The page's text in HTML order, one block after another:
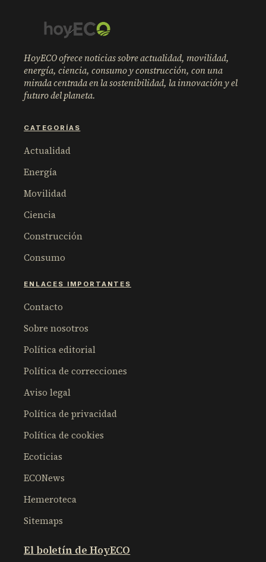
HoyECO ofrece noticias sobre actualidad, movilidad,
energía, ciencia, consumo y construcción, con una
mirada centrada en la sostenibilidad, la innovación y el
futuro del planeta.
CATEGORÍAS
Actualidad
Energía
Movilidad
Ciencia
Construcción
Consumo
ENLACES IMPORTANTES
Contacto
Sobre nosotros
Política editorial
Política de correcciones
Aviso legal
Política de privacidad
Política de cookies
Ecoticias
ECONews
Hemeroteca
Sitemaps
El boletín de HoyECO